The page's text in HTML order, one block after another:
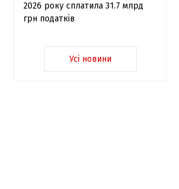
2026 року сплатила 31.7 млрд
грн податків
Усі новини